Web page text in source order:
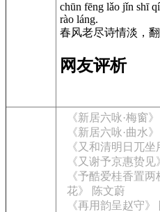
chūn fēng lǎo jǐn shī
rào láng.
春风老尽诗情淡，
网友评析
《新居六咏·梅窗
《新居六咏·曲水
《又和清明日兀
《又谢予京惠贽
《予酷爱桂香置
花》 陈文蔚
《再用韵呈赵守》